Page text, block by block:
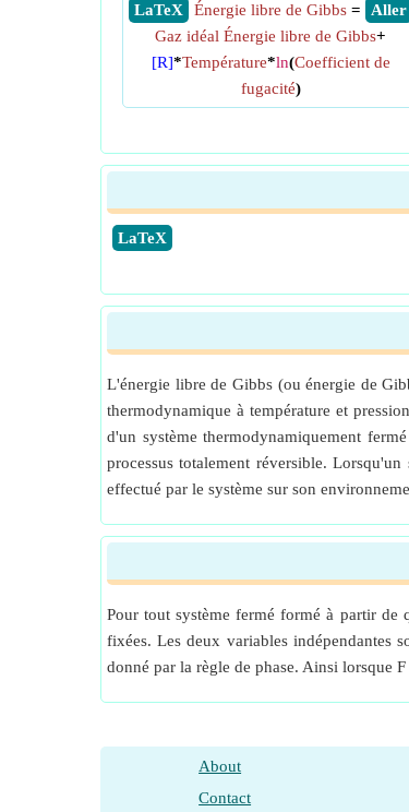
​ LaTeX
​ Aller
Énergie libre de Gibbs=
Gaz idéal Énergie libre de Gibbs+
[R]*Température*ln(Coefficient de
fugacité)
​LaTeX
L'énergie libre de Gibbs (ou énergie de
thermodynamique à température et
d'un système thermodynamiquement
processus totalement réversible.
effectué par le système sur son
Pour tout système fermé formé à partir de
fixées. Les deux variables indépendantes
donné par la règle de phase. Ainsi lorsque
About
Contact